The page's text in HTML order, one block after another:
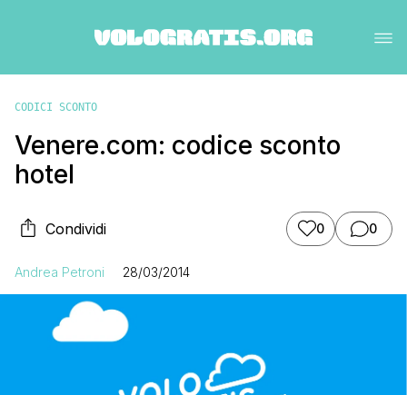
CODICI SCONTO
Venere.com: codice sconto
hotel
Condividi 0 0
Andrea Petroni 28/03/2014